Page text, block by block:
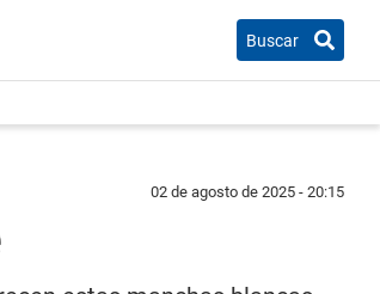
Buscar
02 de agosto de 2025 - 20:15